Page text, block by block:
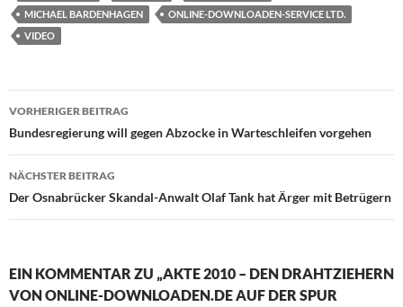
MICHAEL BARDENHAGEN
ONLINE-DOWNLOADEN-SERVICE LTD.
VIDEO
Beitragsnavigation
VORHERIGER BEITRAG
Bundesregierung will gegen Abzocke in Warteschleifen vorgehen
NÄCHSTER BEITRAG
Der Osnabrücker Skandal-Anwalt Olaf Tank hat Ärger mit Betrügern
EIN KOMMENTAR ZU „AKTE 2010 – DEN DRAHTZIEHERN
VON ONLINE-DOWNLOADEN.DE AUF DER SPUR